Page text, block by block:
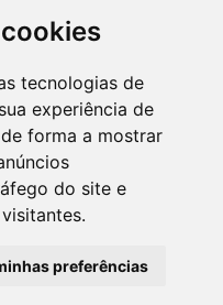
tecnologias de
experiência de
forma a mostrar
do site e
preferências
Todos os direitos reservados